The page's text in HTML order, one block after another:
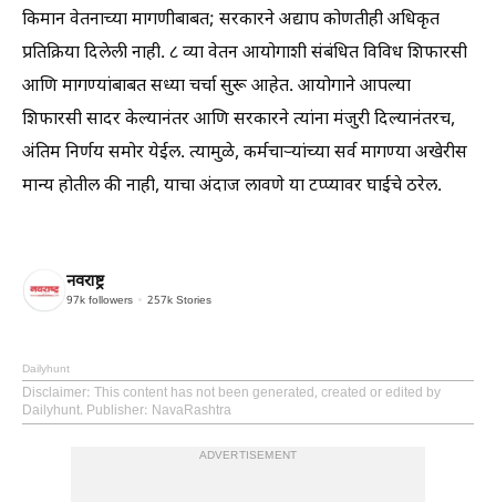
किमान वेतनाच्या मागणीबाबत; सरकारने अद्याप कोणतीही अधिकृत
प्रतिक्रिया दिलेली नाही. ८ व्या वेतन आयोगाशी संबंधित विविध शिफारसी
आणि मागण्यांबाबत सध्या चर्चा सुरू आहेत. आयोगाने आपल्या
शिफारसी सादर केल्यानंतर आणि सरकारने त्यांना मंजुरी दिल्यानंतरच,
अंतिम निर्णय समोर येईल. त्यामुळे, कर्मचाऱ्यांच्या सर्व मागण्या अखेरीस
मान्य होतील की नाही, याचा अंदाज लावणे या टप्प्यावर घाईचे ठरेल.
नवराष्ट्र
97k followers 257k Stories
Dailyhunt
Disclaimer: This content has not been generated, created or edited by
Dailyhunt. Publisher: NavaRashtra
ADVERTISEMENT